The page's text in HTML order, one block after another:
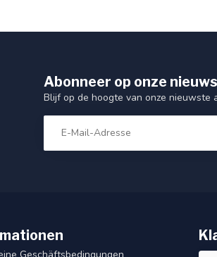
Abonneer op onze
Blijf op de hoogte van onze nieuwste